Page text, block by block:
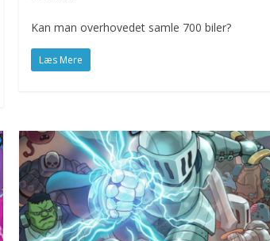
Kan man overhovedet samle 700 biler?
Læs Mere